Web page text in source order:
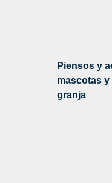
Piensos y
mascotas y
granja